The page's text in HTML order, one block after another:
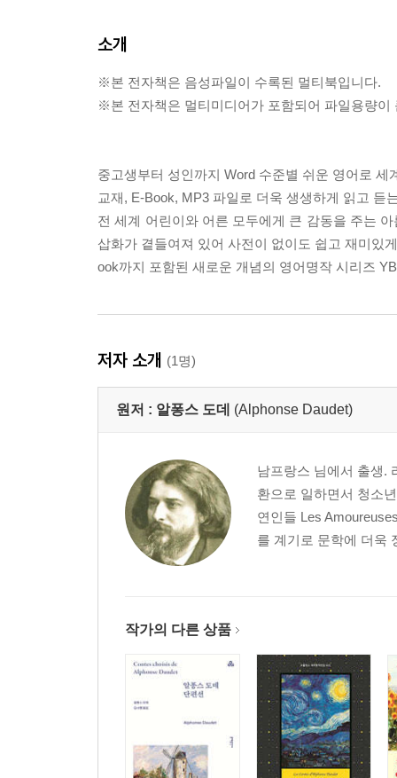
소개
※본 전자책은 음성파일이 수록된 멀티북입니다.
※본 전자책은 멀티미디어가 포함되어 파일용량
중고생부터 성인까지 Word 수준별 쉬운 영어로 세
교재, E-Book, MP3 파일로 더욱 생생하게 읽고 듣
전 세계 어린이와 어른 모두에게 큰 감동을 주는
삽화가 곁들여져 있어 사전이 없이도 쉽고 재미있
ook까지 포함된 새로운 개념의 영어명작 시리즈
저자 소개 (1명)
원저 : 알퐁스 도데 (Alphonse Daudet)
남프랑스 님에서 출생.
환으로 일하면서 청소
연인들 Les
를 계기로 문학에 더욱
작가의 다른 상품